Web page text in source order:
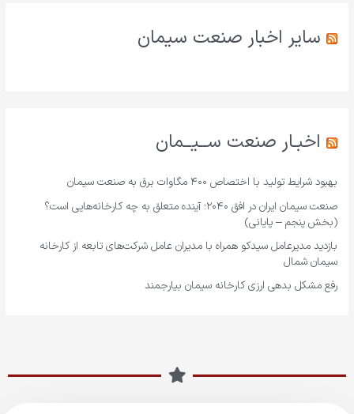
سایر اخبار صنعت سیمان
اخبـار صنعت ســیــمان
بهبود شرایط تولید با اختصاص ۴۰۰ مگاوات برق به صنعت سیمان
صنعت سیمان ایران در افق ۲۰۴۰؛ آینده متعلق به چه کارخانه‌هایی است؟
(بخش پنجم – پایانی)
بازدید مدیرعامل سیدکو همراه با مدیران عامل شرکت‌های تابعه از کارخانه
سیمان شمال
رفع مشکل بدهی ارزی کارخانه سیمان بیارجمند